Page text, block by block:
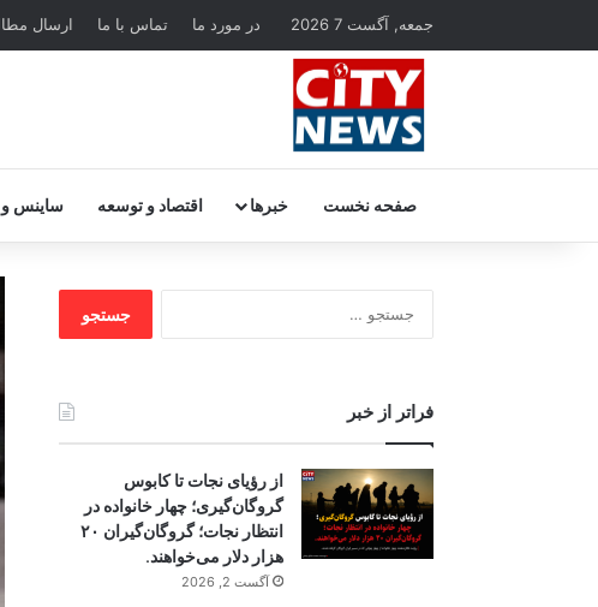
جمعه, آگست 7 2026 در مورد ما تماس با ما ارسال
صفحه نخست خبرها اقتصاد و توسعه ساینس و
برای:
فراتر از خبر
از رؤیای نجات تا کابوس
گروگان‌گیری؛ چهار خانواده در
انتظار نجات؛ گروگان‌گیران ۲۰
هزار دلار می‌خواهند.
آگست 2, 2026